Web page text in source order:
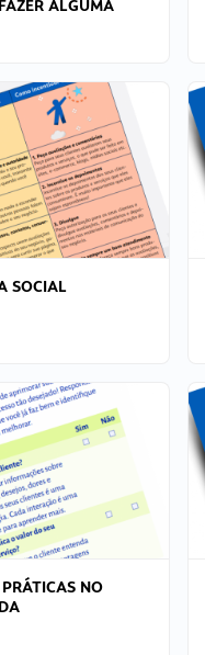
ALGUMA
SOCIAL
NO